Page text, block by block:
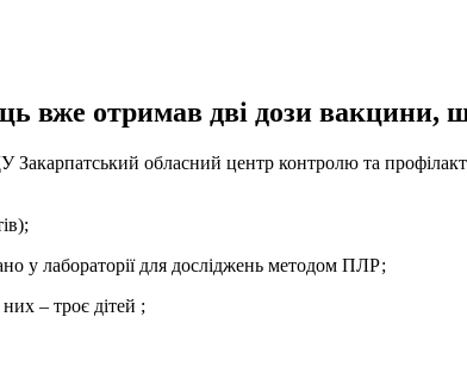
вже отримав дві дози вакцини,
Закарпатський обласний центр контролю та
у лабораторії для досліджень методом ПЛР;
– троє дітей ;